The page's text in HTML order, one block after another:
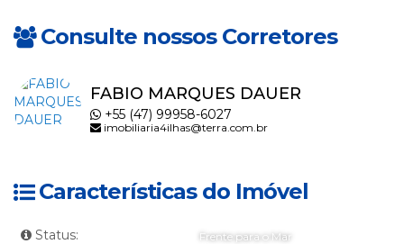
Consulte nossos Corretores
FABIO MARQUES DAUER
+55 (47) 99958-6027
imobiliaria4ilhas@terra.com.br
Características do Imóvel
Status: Frente para o Mar